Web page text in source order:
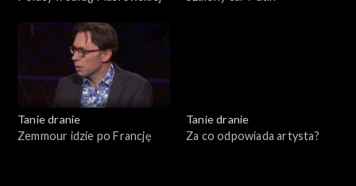
Tanie dranie
Zemmour idzie po Francję
Tanie dranie
Za co odpowiada artysta?